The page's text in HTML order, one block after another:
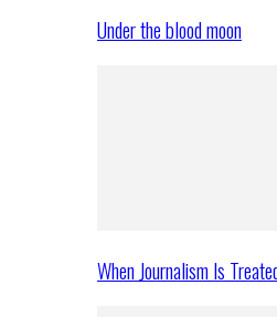
Under the blood moon
When Journalism Is